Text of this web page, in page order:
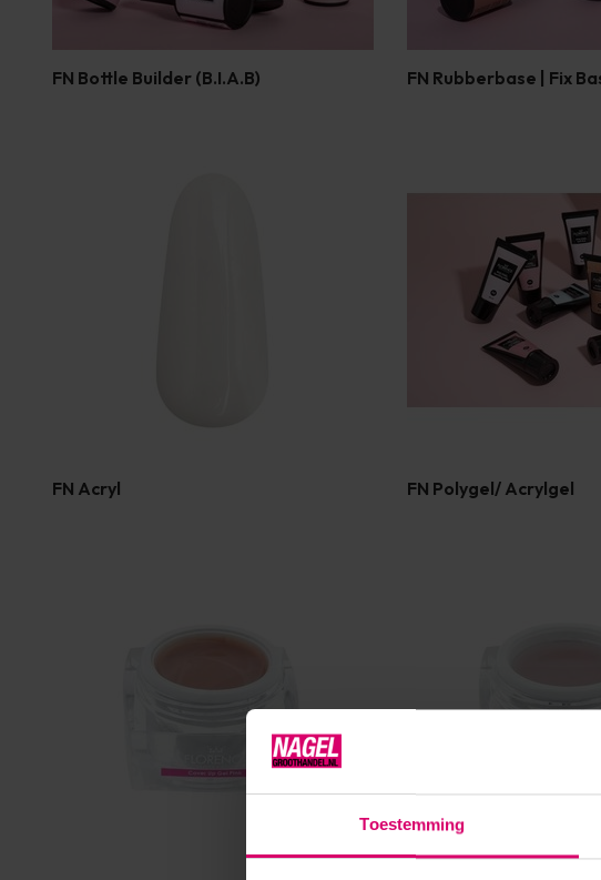
Toestemming
FN Bottle Builder (B.I.A.B) FN Rubberbase | Fix
FN Acryl FN Polygel/ Acrylgel